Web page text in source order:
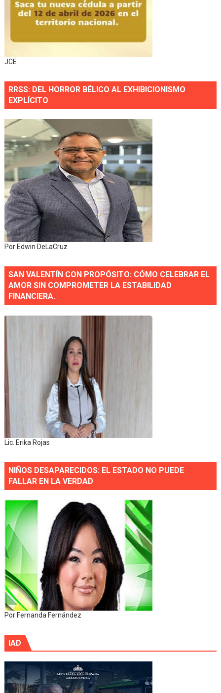
JCE
RRSS: DEL HORROR BÉLICO AL EXHIBICIONISMO
EXPLÍCITO
Por Edwin DeLaCruz
SAN VALENTÍN CON PROPÓSITO: CÓMO CELEBRAR EL
AMOR SIN COMPROMETER LA ESTABILIDAD
FINANCIERA.
Lic. Erika Rojas
NIÑOS DESAPARECIDOS: EL ESTADO NO PUEDE
FALLAR EN LA VERDAD
Por Fernanda Fernández
IAD